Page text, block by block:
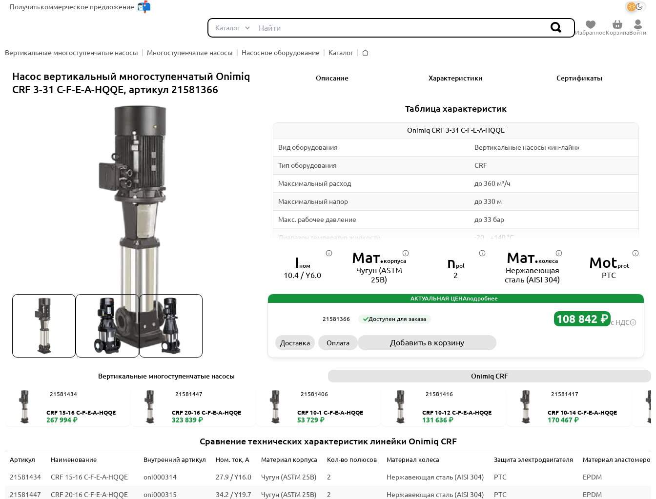
Получитькоммерческое предложение
ИзбранноеКорзинаВойти
Вертикальные многоступенчатые насосы Многоступенчатые насосы Насосное оборудование
Каталог
Насос вертикальный многоступенчатый Onimiq
CRF 3-31 C-F-E-A-HQQE, артикул 21581366
Описание Характеристики Сертификаты
Таблица характеристик
Onimiq CRF 3-31 C-F-E-A-HQQE
Вид оборудования Вертикальные насосы «ин-лайн»
Тип оборудования CRF
Максимальный расход до 360 м³/ч
Максимальный напор до 330 м
Макс. рабочее давление до 33 бар
Диапазон температур жидкости -20 .. +140 °C
нержваеющая сталь
Макс. температура окр. среды
Материал рабочего колеса Нерж. сталь AISI 304
Номинальная мощность - Р2 0,37 - 110 кВт
Частота питающей сети
Номинальный ток 1,2 - 205 А
Скорость вращения электродвигателя
Степень защиты (IEC 34-5) IP55
Класс изоляции (IEC 85) F
I ном
10.4 / Y6.0
Мат.корпуса
Чугун (ASTM
25B)
n pol
2
Мат.колеса
Нержавеющая
сталь (AISI 304)
Motprot
PTC
АКТУАЛЬНАЯ ЦЕНАподробнее
21581366 Доступен для заказа 108 842 ₽ с НДС
Доставка Оплата Добавить в корзину
Вертикальные многоступенчатые насосы Onimiq CRF
21581434
CRF 15-16 C-F-E-A-HQQE
267 994 ₽
21581447
CRF 20-16 C-F-E-A-HQQE
323 839 ₽
21581406
CRF 10-1 C-F-E-A-HQQE
53 729 ₽
21581416
CRF 10-12 C-F-E-A-HQQE
131 636 ₽
21581417
CRF 10-14 C-F-E-A-HQQE
170 467 ₽
Сравнение технических характеристик линейки Onimiq CRF
Артикул Наименование Внутренний артикул Ном. ток, А Материал корпуса Кол-во полюсов Материал колеса Защита электродвигателя Материал эластомеров
21581434 CRF 15-16 C-F-E-A-HQQE oni000314 27.9 / Y16.0 Чугун (ASTM 25B) 2 Нержавеющая сталь (AISI 304) PTC EPDM
21581447 CRF 20-16 C-F-E-A-HQQE oni000315 34.2 / Y19.7 Чугун (ASTM 25B) 2 Нержавеющая сталь (AISI 304) PTC EPDM